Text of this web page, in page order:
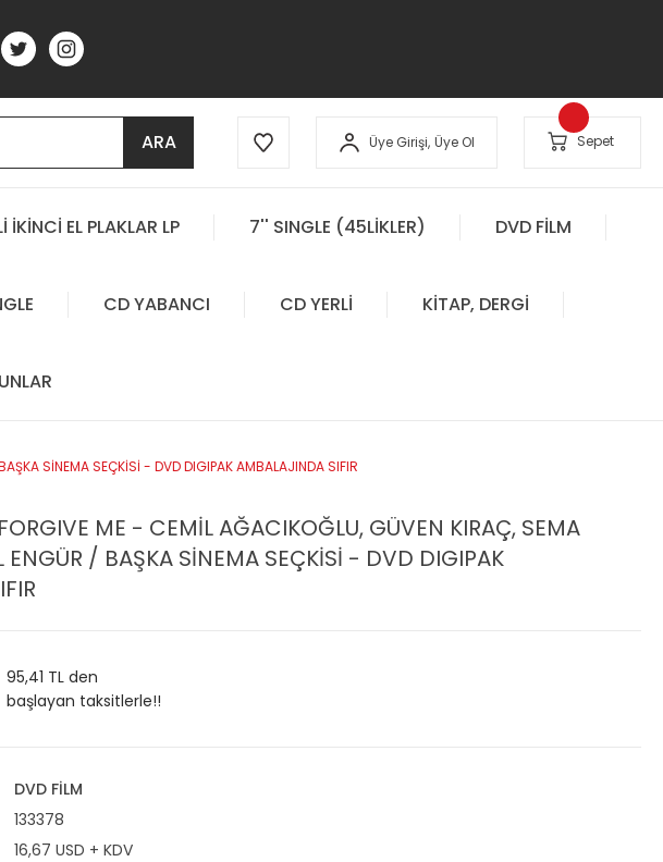
ARA Üye Girişi, Üye Ol Sepet
İKİNCİ EL PLAKLAR LP 7'' SINGLE (45LİKLER) DVD FİLM
CD YABANCI CD YERLİ KİTAP, DERGİ
SİNEMA SEÇKİSİ - DVD DIGIPAK AMBALAJINDA SIFIR
ME - CEMİL AĞACIKOĞLU, GÜVEN KIRAÇ, SEMA
ENGÜR / BAŞKA SİNEMA SEÇKİSİ - DVD DIGIPAK
95,41 TL den
başlayan taksitlerle!!
DVD FİLM
133378
16,67 USD + KDV